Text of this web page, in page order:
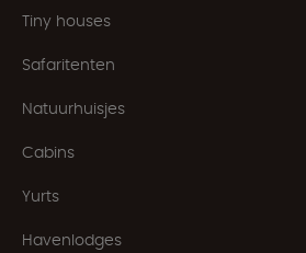
Tiny houses
Safaritenten
Natuurhuisjes
Cabins
Yurts
Havenlodges